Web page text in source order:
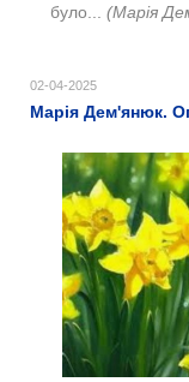
було... (Марія
02-04-2025
Марія Дем'янюк.